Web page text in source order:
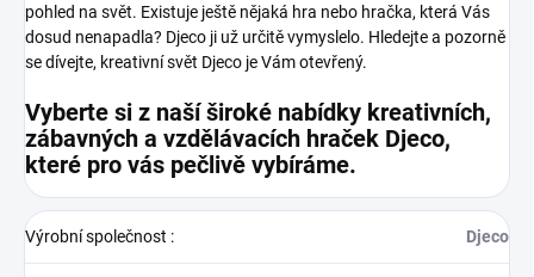
pohled na svět. Existuje ještě nějaká hra nebo hračka, která Vás
dosud nenapadla? Djeco ji už určitě vymyslelo. Hledejte a pozorně
se dívejte, kreativní svět Djeco je Vám otevřený.
Vyberte si z naší široké nabídky kreativních,
zábavných a vzdělávacích hraček Djeco,
které pro vás pečlivě vybíráme.
Výrobní společnost : Djeco